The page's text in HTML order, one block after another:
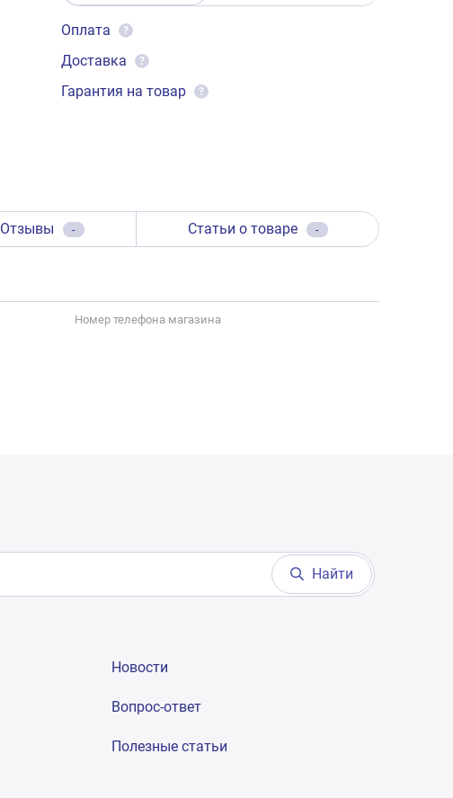
Оплата ?
Доставка ?
Гарантия на товар ?
Отзывы - Статьи о товаре -
Номер телефона магазина
Найти
Новости
Вопрос-ответ
Полезные статьи